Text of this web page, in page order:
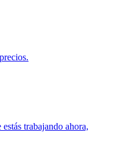
trabajando ahora,